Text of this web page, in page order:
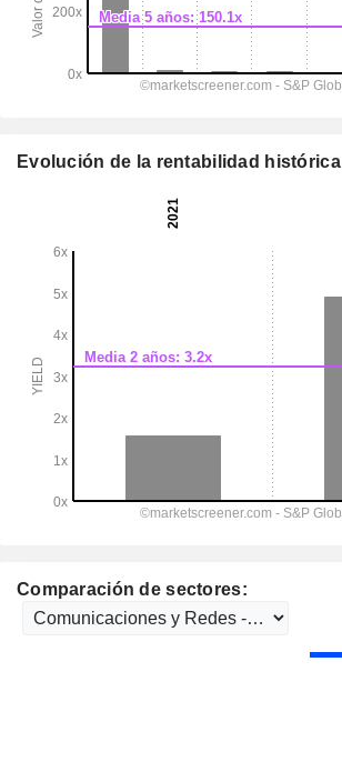
Comparación de sectores:
Evolución de la rentabilidad histórica